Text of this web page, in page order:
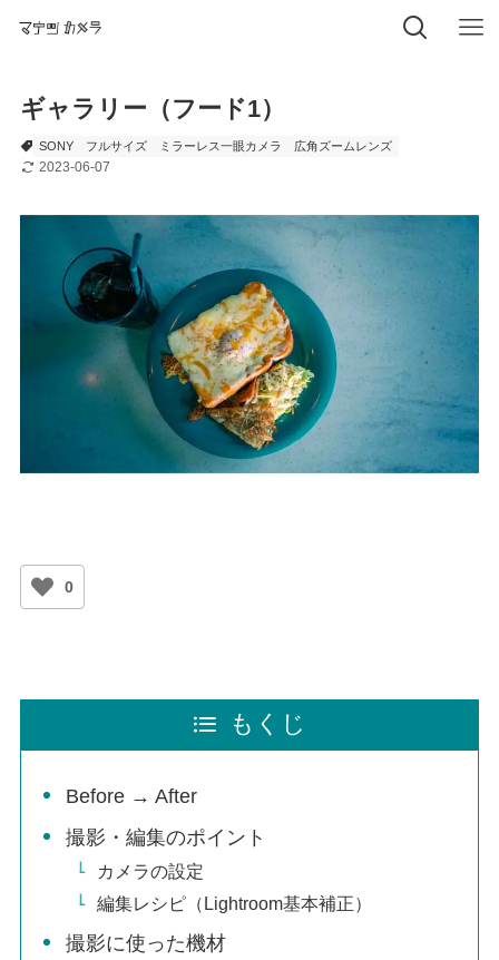
ギャラリー（フード1）
SONY フルサイズ ミラーレス一眼カメラ 広角ズームレンズ
2023-06-07
0
もくじ
Before → After
撮影・編集のポイント
カメラの設定
編集レシピ（Lightroom基本補正）
撮影に使った機材